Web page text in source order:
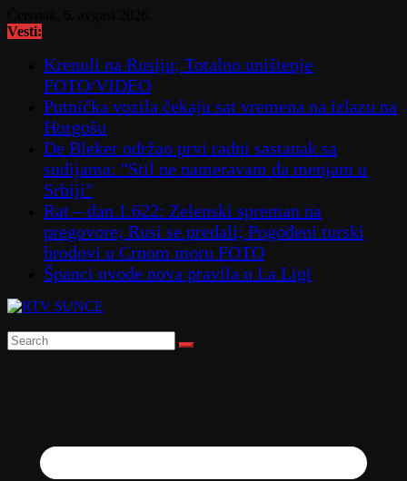
to
Vesti:
Krenuli na Rusiju; Totalno uništenje
FOTO/VIDEO
Putnička vozila čekaju sat vremena na izlazu na
Horgošu
De Bleker održao prvi radni sastanak sa
sudijama: "Stil ne nameravam da menjam u
Srbiji"
Rat – dan 1.622: Zelenski spreman na
pregovore; Rusi se predali; Pogođeni turski
brodovi u Crnom moru FOTO
Španci uvode nova pravila u La Ligi